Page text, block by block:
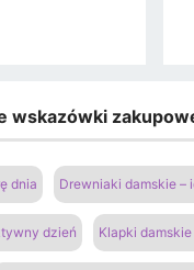
wskazówki
dnia Drewniaki damskie –
dzień Klapki